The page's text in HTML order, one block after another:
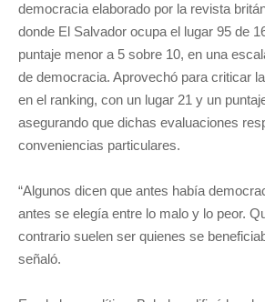
democracia elaborado por la revista
donde El Salvador ocupa el lugar 95 de
puntaje menor a 5 sobre 10, en una
de democracia. Aprovechó para criticar
en el ranking, con un lugar 21 y un
asegurando que dichas evaluaciones
conveniencias particulares.
“Algunos dicen que antes había
antes se elegía entre lo malo y lo peor.
contrario suelen ser quienes se
señaló.